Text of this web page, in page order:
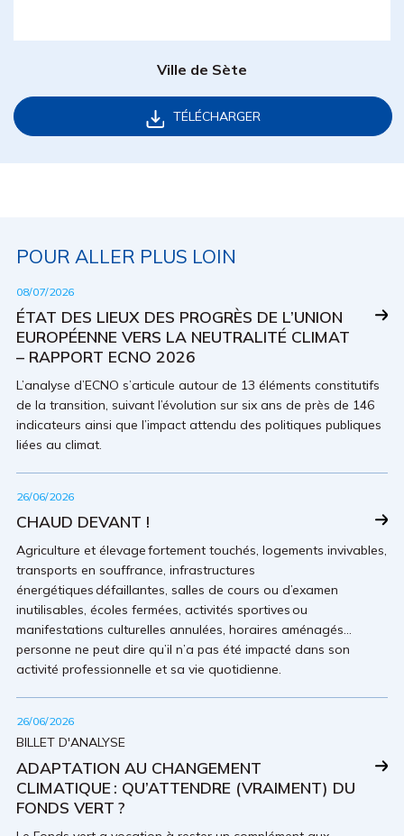
Ville de Sète
TÉLÉCHARGER
POUR ALLER PLUS LOIN
08/07/2026
ÉTAT DES LIEUX DES PROGRÈS DE L’UNION
EUROPÉENNE VERS LA NEUTRALITÉ CLIMAT
– RAPPORT ECNO 2026
L’analyse d’ECNO s’articule autour de 13 éléments constitutifs
de la transition, suivant l’évolution sur six ans de près de 146
indicateurs ainsi que l’impact attendu des politiques publiques
liées au climat.
26/06/2026
CHAUD DEVANT !
Agriculture et élevage fortement touchés, logements invivables,
transports en souffrance, infrastructures
énergétiques défaillantes, salles de cours ou d’examen
inutilisables, écoles fermées, activités sportives ou
manifestations culturelles annulées, horaires aménagés…
personne ne peut dire qu’il n’a pas été impacté dans son
activité professionnelle et sa vie quotidienne.
26/06/2026
BILLET D'ANALYSE
ADAPTATION AU CHANGEMENT
CLIMATIQUE : QU’ATTENDRE (VRAIMENT) DU
FONDS VERT ?